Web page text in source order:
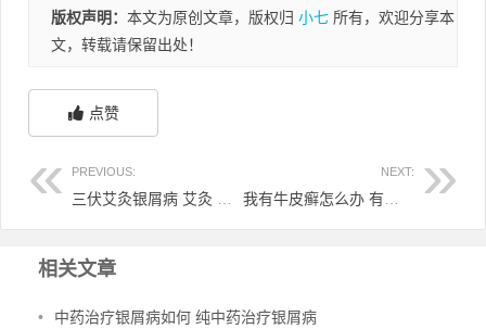
版权声明： 本文为原创文章，版权归 小七 所有，欢迎分享本
文，转载请保留出处！
点赞
PREVIOUS: NEXT:
我有牛皮癣怎么办 有牛皮癣治好的吗
相关文章
• 中药治疗银屑病如何 纯中药治疗银屑病